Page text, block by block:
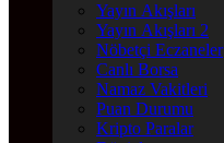
Yayın Akışları
Yayın Akışları 2
Nöbetçi Eczaneler
Canlı Borsa
Namaz Vakitleri
Puan Durumu
Kripto Paralar